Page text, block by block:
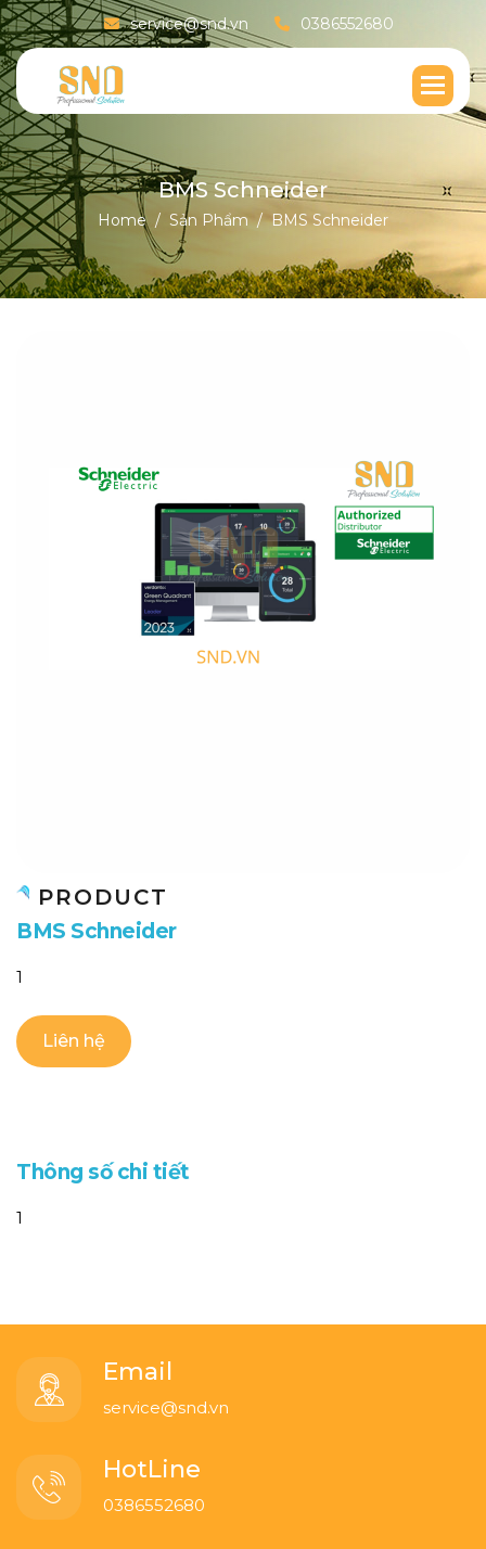
service@snd.vn 0386552680
BMS Schneider
Home Sản Phẩm BMS Schneider
PRODUCT
BMS Schneid er
1
Liên hệ
Thông số chi tiết
1
Email
service@snd.vn
HotLine
0386552680